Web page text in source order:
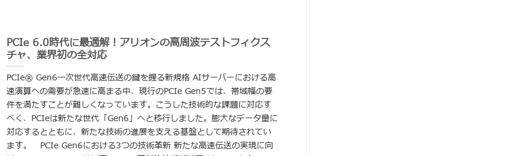
PCIe 6.0時代に最適解！アリオンの高周波テストフィクス
チャ、業界初の全対応
PCIe® Gen6─次世代高速伝送の鍵を握る新規格 AIサーバーにおける高
速演算への需要が急速に高まる中、現行のPCIe Gen5では、帯域幅の要
件を満たすことが難しくなっています。こうした技術的な課題に対応す
べく、PCIeは新たな世代「Gen6」へと移行しました。膨大なデータ量に
対応するとともに、新たな技術の進展を支える基盤として期待されてい
ます。 PCIe Gen6における3つの技術革新 新たな高速伝送の実現に向